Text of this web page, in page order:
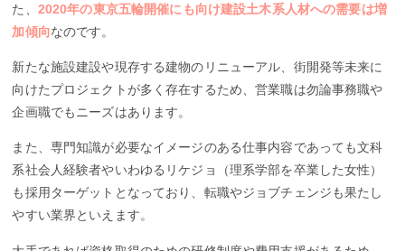
た、 2020年の東京五輪開催にも向け建設土木系人材への需要は増
加傾向なのです。
新たな施設建設や現存する建物のリニューアル、街開発等未来に
向けたプロジェクトが多く存在するため、営業職は勿論事務職や
企画職でもニーズはあります。
また、専門知識が必要なイメージのある仕事内容であっても文科
系社会人経験者やいわゆるリケジョ（理系学部を卒業した女性）
も採用ターゲットとなっており、転職やジョブチェンジも果たし
やすい業界といえます。